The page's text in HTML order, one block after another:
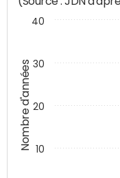
Nombre d'années 10
20
30
40